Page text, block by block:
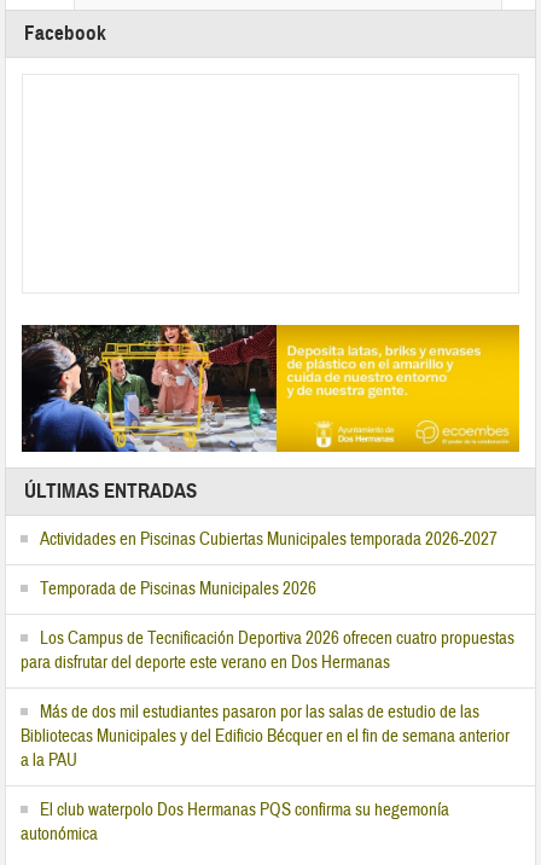
Facebook
ÚLTIMAS ENTRADAS
Actividades en Piscinas Cubiertas Municipales temporada 2026-2027
Temporada de Piscinas Municipales 2026
Los Campus de Tecnificación Deportiva 2026 ofrecen cuatro propuestas
para disfrutar del deporte este verano en Dos Hermanas
Más de dos mil estudiantes pasaron por las salas de estudio de las
Bibliotecas Municipales y del Edificio Bécquer en el fin de semana anterior
a la PAU
El club waterpolo Dos Hermanas PQS confirma su hegemonía
autonómica